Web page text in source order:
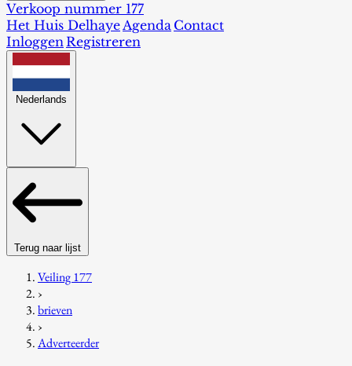
Verkoop nummer 177
Het Huis DelhayeAgenda Contact
InloggenRegistreren
Nederlands
Terug naar lijst
Veiling 177
›
brieven
›
Adverteerder